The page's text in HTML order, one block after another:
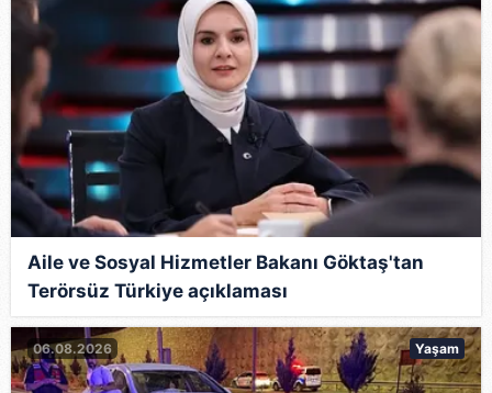
Aile ve Sosyal Hizmetler Bakanı Göktaş'tan
Terörsüz Türkiye açıklaması
06.08.2026 Yaşam